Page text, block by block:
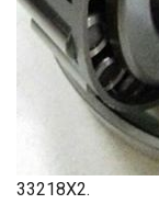
33218X2.